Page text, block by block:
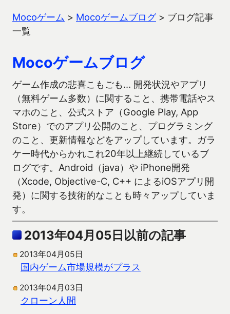
Mocoゲーム > Mocoゲームブログ> ブログ記事
一覧
Mocoゲームブログ
ゲーム作成の悲喜こもごも… 開発状況やアプリ
（無料ゲーム多数）に関すること、携帯電話やス
マホのこと、公式ストア（Google Play, App
Store）でのアプリ公開のこと、プログラミング
のこと、更新情報などをアップしています。ガラ
ケー時代からかれこれ20年以上継続しているブ
ログです。Android（java）や iPhone開発
（Xcode, Objective-C, C++ によるiOSアプリ開
発）に関する技術的なことも時々アップしていま
す。
2013年04月05日以前の記事
2013年04月05日
国内ゲーム市場規模がプラス
2013年04月03日
クローン人間